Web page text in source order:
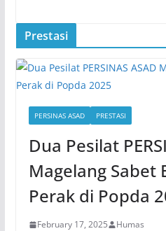
Prestasi
PERSINAS ASAD PRESTASI
Dua Pesilat
Magelang Sabet
Perak di Popda
February 17, 2025 Humas